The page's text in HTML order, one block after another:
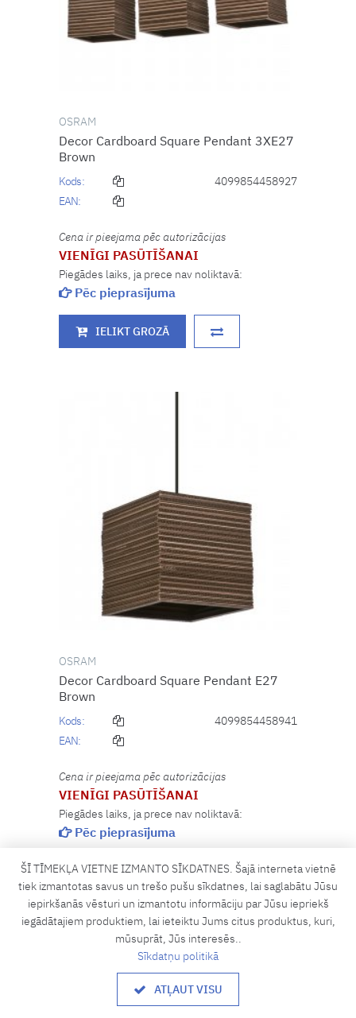
OSRAM
Decor Cardboard Square Pendant 3XE27
Brown
Kods:
4099854458927
EAN:
Cena ir pieejama pēc autorizācijas
VIENĪGI PASŪTĪŠANAI
Piegādes laiks, ja prece nav noliktavā:
Pēc pieprasījuma
IELIKT GROZĀ
OSRAM
Decor Cardboard Square Pendant E27
Brown
Kods:
4099854458941
EAN:
Cena ir pieejama pēc autorizācijas
VIENĪGI PASŪTĪŠANAI
Piegādes laiks, ja prece nav noliktavā:
Pēc pieprasījuma
IELIKT GROZĀ
160 preces
ŠĪ TĪMEKĻA VIETNE IZMANTO SĪKDATNES. Šajā interneta vietnē
tiek izmantotas savus un trešo pušu sīkdatnes, lai saglabātu Jūsu
iepirkšanās vēsturi un izmantotu informāciju par Jūsu iepriekš
iegādātajiem produktiem, lai ieteiktu Jums citus produktus, kuri,
mūsuprāt, Jūs interesēs..
Sīkdatņu politikā
ATĻAUT VISU